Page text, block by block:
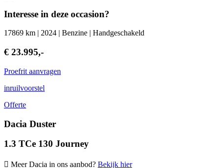
Interesse in deze occasion?
17869 km | 2024 | Benzine | Handgeschakeld
€ 23.995,-
Proefrit aanvragen
inruilvoorstel
Offerte
Dacia Duster
1.3 TCe 130 Journey
Meer Dacia in ons aanbod? Bekijk hier